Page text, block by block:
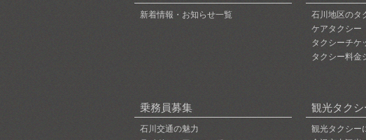
新着情報・お知らせ一覧
石川地区のタ
ケアタクシー
タクシーチケ
タクシー料金
乗務員募集
石川交通の魅力
観光タクシ
観光タクシー